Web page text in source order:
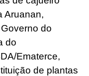
Aruanan,
do
do
Ematerce,
de plantas